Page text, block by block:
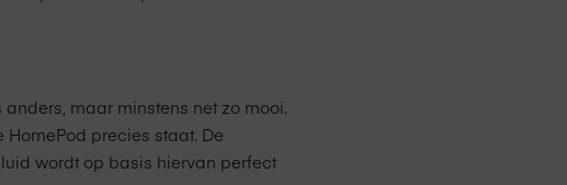
maar minstens net zo mooi.
precies staat. De
wordt op basis hiervan perfect